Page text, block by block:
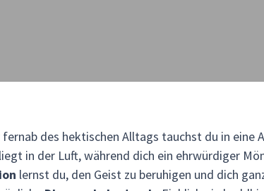
des hektischen Alltags tauchst du in eine
in der Luft, während dich ein ehrwürdiger
lernst du, den Geist zu beruhigen und dich